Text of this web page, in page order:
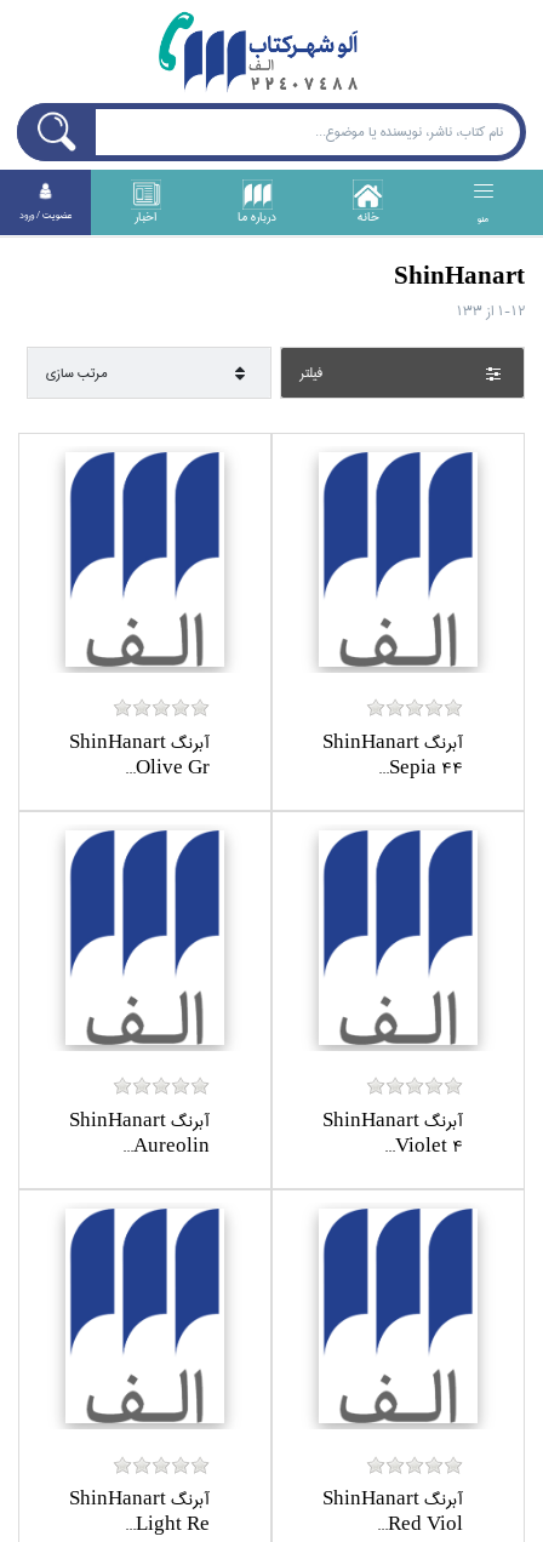
منو خانه درباره ما اخبار عضويت / ورود
ShinHanart
1-12 از133
فيلتر مرتب سازي
آبرنگ ShinHanart
Sepia 44...
آبرنگ ShinHanart
Olive Gr...
آبرنگ ShinHanart
Violet 4...
آبرنگ ShinHanart
Aureolin...
آبرنگ ShinHanart
Red Viol...
آبرنگ ShinHanart
Light Re...